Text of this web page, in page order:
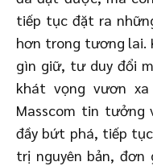
tiếp tục đặt ra
hơn trong tương lai.
gìn giữ, tư duy đổi
khát vọng vươn
Masscom tin
đầy bứt phá, tiếp
trị nguyên bản,